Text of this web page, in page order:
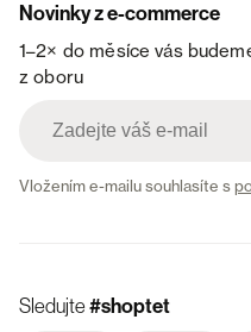
Novinky z e-commerce
1–2× do měsíce vás
z oboru
Vložením e-mailu souhlasíte s
Sledujte#shoptet